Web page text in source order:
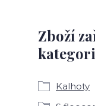
Zboží
Kalhoty